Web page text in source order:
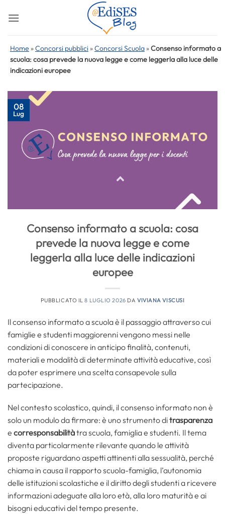
Home »Concorsi pubblici »Concorsi Scuola »Consenso informato a
scuola: cosa prevede la nuova legge e come leggerla alla luce delle
indicazioni europee
08
Lug
Consenso informato a scuola: cosa
prevede la nuova legge e come
leggerla alla luce delle indicazioni
europee
PUBBLICATO IL8 LUGLIO 2026 DA VIVIANA VISCUSI
Il consenso informato a scuola è il passaggio attraverso cui
famiglie e studenti maggiorenni vengono messi nelle
condizioni di conoscere in anticipo finalità, contenuti,
materiali e modalità di determinate attività educative, così
da poter esprimere una scelta consapevole sulla
partecipazione.
Nel contesto scolastico, quindi, il consenso informato non è
solo un modulo da firmare: è uno strumento ditrasparenza
e corresponsabilitàtra scuola, famiglia e studenti. Il tema
diventa particolarmente rilevante quando le attività
proposte riguardano aspetti attinenti alla sessualità, perché
chiama in causa il rapporto scuola-famiglia, l’autonomia
delle istituzioni scolastiche e il diritto degli studenti a ricevere
informazioni adeguate alla loro età, alla loro maturità e ai
bisogni educativi del tempo presente.